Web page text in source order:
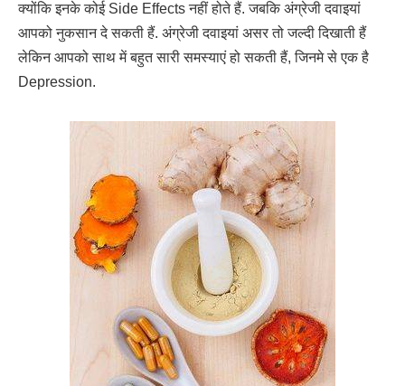
क्योंकि इनके कोई Side Effects नहीं होते हैं. जबकि अंग्रेजी दवाइयां
आपको नुकसान दे सकती हैं. अंग्रेजी दवाइयां असर तो जल्दी दिखाती हैं
लेकिन आपको साथ में बहुत सारी समस्याएं हो सकती हैं, जिनमे से एक है
Depression.